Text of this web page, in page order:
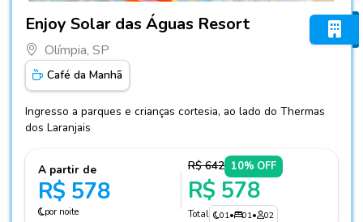
Fotos do hotel Enjoy Solar das Águas Resort
Enjoy Solar das Águas Resort
Olímpia, SP
Café da Manhã
Ingresso a parques e crianças cortesia, ao lado do Thermas
dos Laranjais
A partir de
R$ 578
por noite
R$ 642 10% OFF
R$ 578
Total 01• 01• 02